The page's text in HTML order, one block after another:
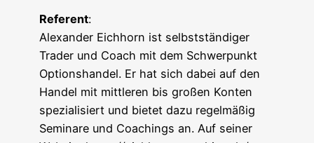
Refe­rent:
Alex­an­der Eich­horn ist selbst­stän­di­ger
Trader und Coach mit dem Schwer­punkt
Opti­ons­han­del. Er hat sich dabei auf den
Han­del mit mitt­le­ren bis gro­ßen Kon­ten
spe­zia­li­siert und bie­tet dazu regel­mä­ßig
Semi­na­re und Coa­chings an. Auf sei­ner